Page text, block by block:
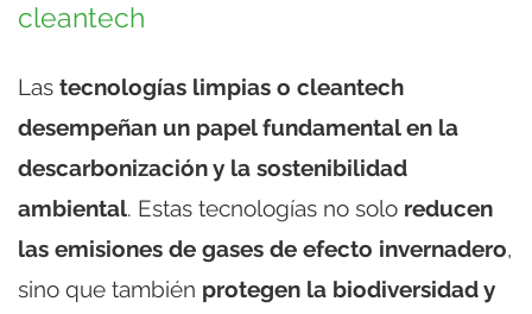
cleantech
Las tecnologías limpias o cleantech
desempeñan un papel fundamental en la
descarbonización y la sostenibilidad
ambiental. Estas tecnologías no solo reducen
las emisiones de gases de efecto invernadero,
sino que también protegen la biodiversidad y